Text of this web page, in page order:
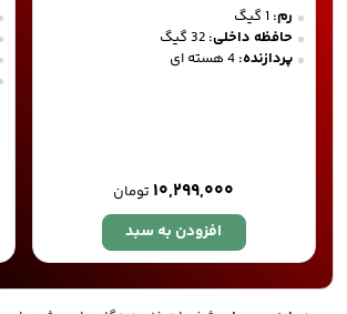
رم:
حافظه داخلی:
پردازنده:
۱۰,۲۹۹,۰۰۰ تومان
افزودن به سبد